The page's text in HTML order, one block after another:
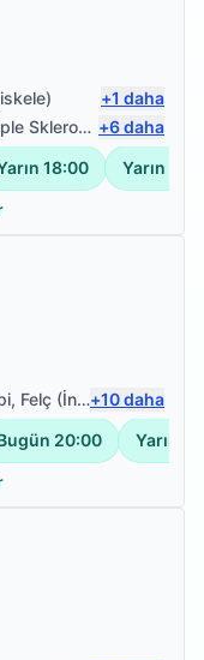
) +1 daha
Skleroz) ,Parkinson
+6daha
18:00 Yarın
, Felç (İnme) Fizyoterapisi +10daha
20:00 Yarın